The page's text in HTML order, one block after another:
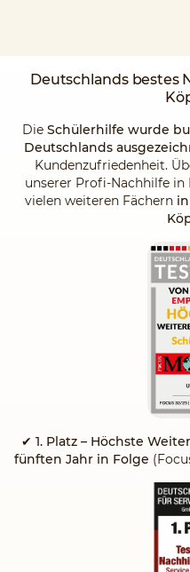
Deutschlands bestes
Die Schülerhilfe wurde
Deutschlands
Kundenzufriedenheit.
unserer Profi-Nachhilfe in
vielen weiteren Fächern
✔ 1. Platz – Höchste
fünften Jahr in Folge